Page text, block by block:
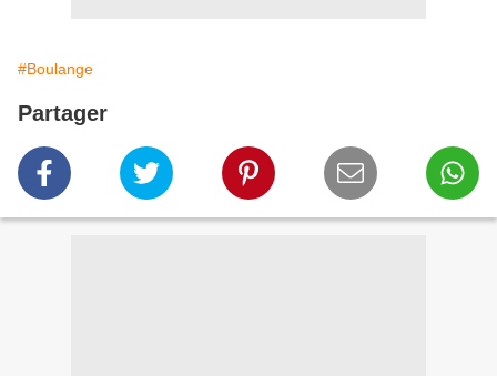
#Boulange
Partager